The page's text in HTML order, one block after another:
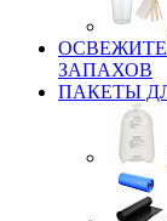
ЗАПАХОВ
ПАКЕТЫ